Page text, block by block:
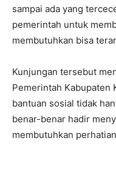
sampai ada yang
pemerintah untuk
membutuhkan bisa
Kunjungan tersebut
Pemerintah Kabupaten
bantuan sosial tidak
benar-benar hadir
membutuhkan